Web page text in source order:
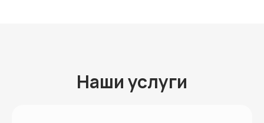
Наши услуги